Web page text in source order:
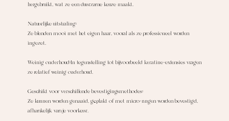
hergebruikt, wat ze een duurzame keuze maakt.
Natuurlijke uitstraling:
Ze blenden mooi met het eigen haar, vooral als ze professioneel worden
ingezet.
Weinig onderhoud:In tegenstelling tot bijvoorbeeld keratine-extensies vragen
ze relatief weinig onderhoud.
Geschikt voor verschillende bevestigingsmethodes:
Ze kunnen worden genaaid, geplakt of met micro-ringen worden bevestigd,
afhankelijk van je voorkeur.